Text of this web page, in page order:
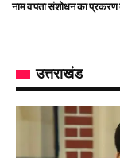
नाम व पता संशोधन का
उत्तराखंड